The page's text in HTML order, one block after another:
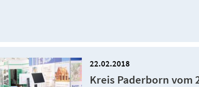
22.02.2018
Kreis Paderborn vom